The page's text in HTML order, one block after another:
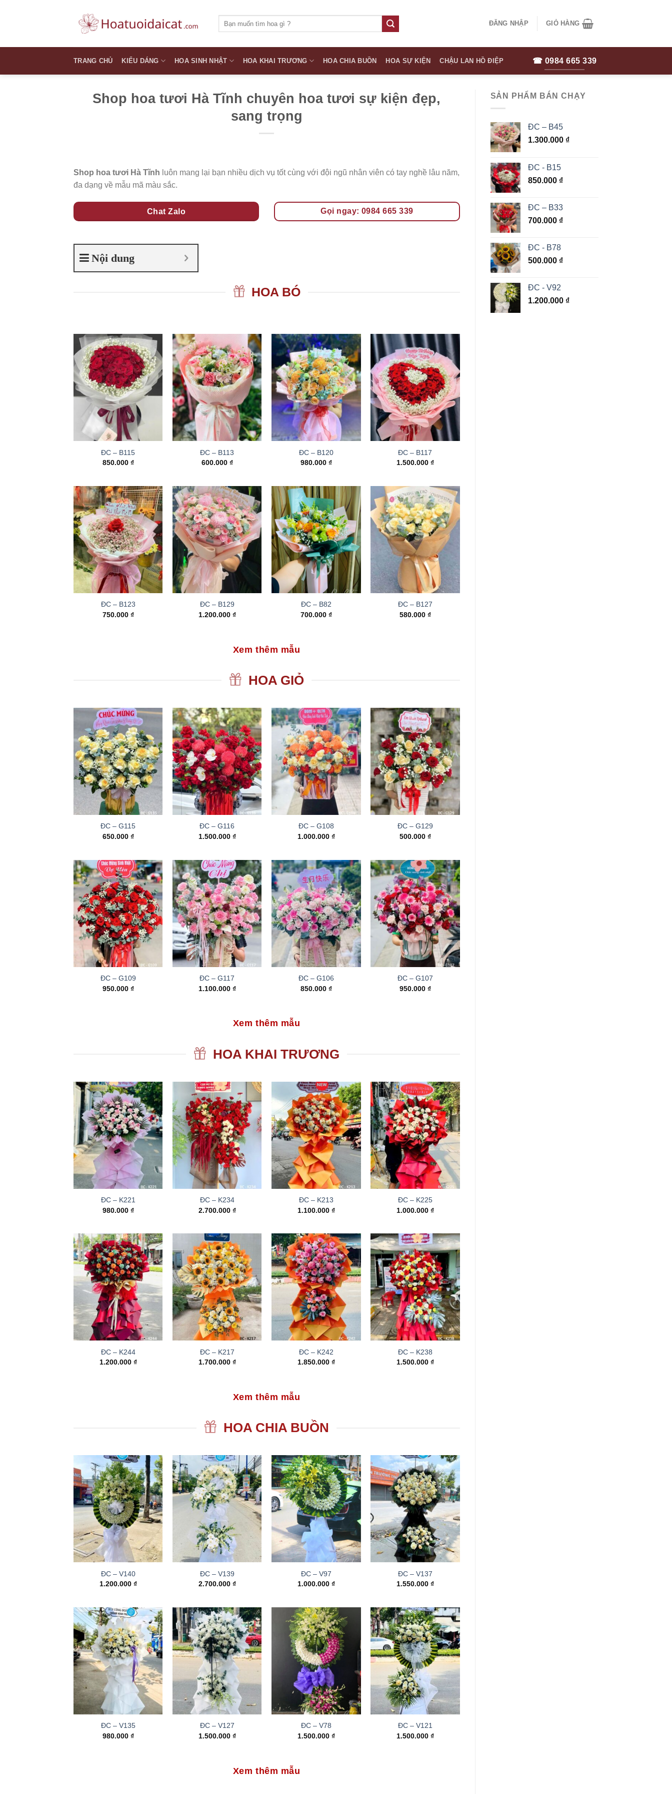
kiếm:
ĐĂNG NHẬP GIỎ HÀNG
TRANG CHỦ KIỂU DÁNG HOA SINH NHẬT HOA KHAI TRƯƠNG HOA CHIA BUỒN HOA SỰ KIỆN CHẬU LAN HỒ ĐIỆP ☎ 0984 665 339
Shop hoa tươi Hà Tĩnh chuyên hoa tươi sự kiện đẹp,
sang trọng
Shop hoa tươi Hà Tĩnh luôn mang lại bạn nhiều dịch vụ tốt cùng với đội ngũ nhân viên có tay nghề lâu năm,
đa dạng về mẫu mã màu sắc.
Chat Zalo Gọi ngay: 0984 665 339
Nội dung
HOA BÓ
ĐC – B115
850.000 ₫
ĐC – B113
600.000 ₫
ĐC – B120
980.000 ₫
ĐC – B117
1.500.000 ₫
ĐC – B123
750.000 ₫
ĐC – B129
1.200.000 ₫
ĐC – B82
700.000 ₫
ĐC – B127
580.000 ₫
Xem thêm mẫu
HOA GIỎ
ĐC – G115
650.000 ₫
ĐC – G116
1.500.000 ₫
ĐC – G108
1.000.000 ₫
ĐC – G129
500.000 ₫
ĐC – G109
950.000 ₫
ĐC – G117
1.100.000 ₫
ĐC – G106
850.000 ₫
ĐC – G107
950.000 ₫
Xem thêm mẫu
HOA KHAI TRƯƠNG
ĐC – K221
980.000 ₫
ĐC – K234
2.700.000 ₫
ĐC – K213
1.100.000 ₫
ĐC – K225
1.000.000 ₫
ĐC – K244
1.200.000 ₫
ĐC – K217
1.700.000 ₫
ĐC – K242
1.850.000 ₫
ĐC – K238
1.500.000 ₫
Xem thêm mẫu
HOA CHIA BUỒN
ĐC – V140
1.200.000 ₫
ĐC – V139
2.700.000 ₫
ĐC – V97
1.000.000 ₫
ĐC – V137
1.550.000 ₫
ĐC – V135
980.000 ₫
ĐC – V127
1.500.000 ₫
ĐC – V78
1.500.000 ₫
ĐC – V121
1.500.000 ₫
Xem thêm mẫu
SẢN PHẨM BÁN CHẠY
ĐC – B45
1.300.000 ₫
ĐC - B15
850.000 ₫
ĐC – B33
700.000 ₫
ĐC - B78
500.000 ₫
ĐC - V92
1.200.000 ₫